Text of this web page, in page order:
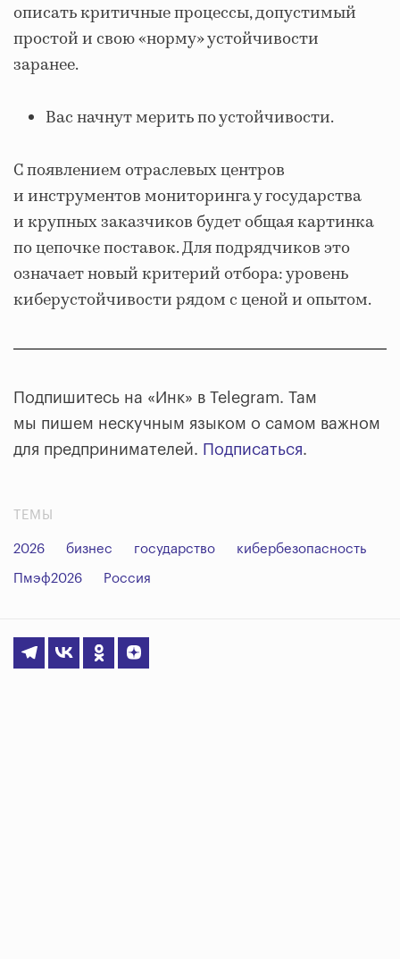
описать критичные процессы, допустимый
простой и свою «норму» устойчивости
заранее.
Вас начнут мерить по устойчивости.
С появлением отраслевых центров
и инструментов мониторинга у государства
и крупных заказчиков будет общая картинка
по цепочке поставок. Для подрядчиков это
означает новый критерий отбора: уровень
киберустойчивости рядом с ценой и опытом.
Подпишитесь на «Инк» в Telegram. Там
мы пишем нескучным языком о самом важном
для предпринимателей. Подписаться.
ТЕМЫ
2026 бизнес государство кибербезопасность
Пмэф2026 Россия